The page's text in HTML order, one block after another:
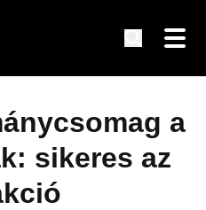
a
sikeres az